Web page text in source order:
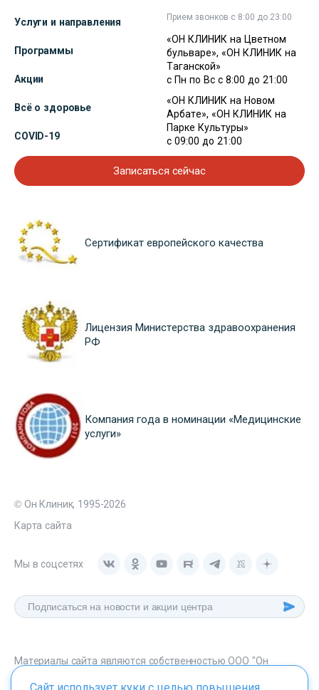
Услуги и направления
Программы
Акции
Всё о здоровье
COVID-19
Прием звонков с 8:00 до 23:00
«ОН КЛИНИК на Цветном
бульваре», «ОН КЛИНИК на
Таганской»
с Пн по Вс с 8:00 до 21:00
«ОН КЛИНИК на Новом
Арбате», «ОН КЛИНИК на
Парке Культуры»
с 09:00 до 21:00
Записаться сейчас
Сертификат европейского качества
Лицензия Министерства здравоохранения
РФ
Компания года в номинации «Медицинские
услуги»
© Он Клиник, 1995-2026
Карта сайта
Мы в соцсетях
Материалы сайта являются собственностью ООО "Он